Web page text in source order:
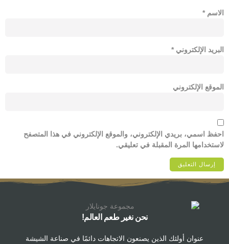
الاسم *
البريد الإلكتروني *
الموقع الإلكتروني
احفظ اسمي، بريدي الإلكتروني، والموقع الإلكتروني في هذا المتصفح
لاستخدامها المرة المقبلة في تعليقي.
نحن نغير طعم العالم!
عنوان أولئك الذين يصنعون الاتجاهات دائمًا في صناعة الشيشة